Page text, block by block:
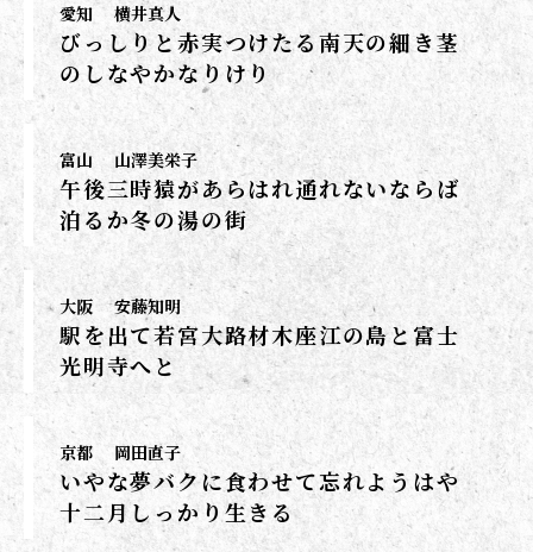
愛知 横井真人
びっしりと赤実つけたる南天の細き茎
のしなやかなりけり
富山 山澤美栄子
午後三時猿があらはれ通れないならば
泊るか冬の湯の街
大阪 安藤知明
駅を出て若宮大路材木座江の島と富士
光明寺へと
京都 岡田直子
いやな夢バクに食わせて忘れようはや
十二月しっかり生きる